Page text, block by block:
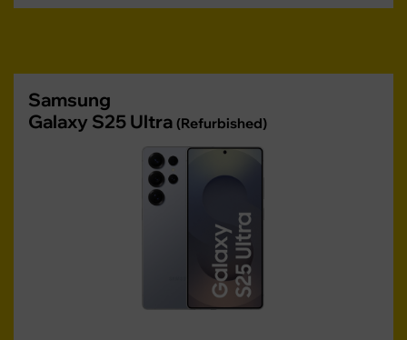
Samsung
Galaxy S25 Ultra (Refurbished)